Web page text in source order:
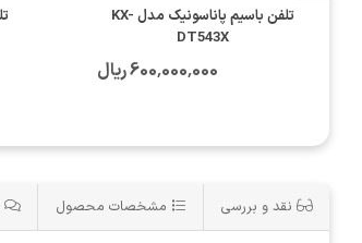
تلفن باسیم پاناسونیک مدل KX-
DT543X
600٬000٬000 ریال
نقد و بررسی مشخصات محصول